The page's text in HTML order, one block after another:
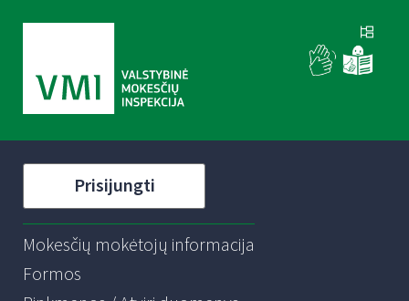
Prisijungti
Mokesčių mokėtojų informacija
Formos